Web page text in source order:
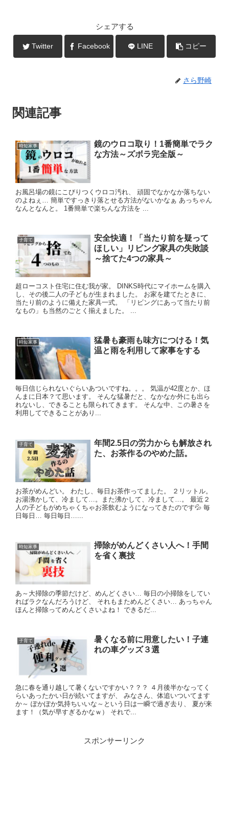
シェアする
Twitter Facebook LINE コピー
さら野崎
関連記事
時短家事
鏡のウロコ取り！1番簡単でラク
な方法～ズボラ完全版～
お風呂場の鏡にこびりつくウロコ汚れ、 頑固でなかなか落ちない
のよねぇ… 簡単ですっきり落とせる方法がないかなぁ あっちゃん
なんとなんと。 1番簡単で楽ちんな方法を ...
子育て
安全快適！「当たり前を疑って
ほしい」リビング家具の失敗談
～捨てた4つの家具～
超ローコスト住宅に住む我が家。 DINKS時代にマイホームを購入
し、その後二人の子どもが生まれました。 お家を建てたときに、
当たり前のように備えた家具一式。 「リビングにあって当たり前
なもの」も当然のごとく揃えました。 ...
時短家事
猛暑も豪雨も味方につける！気
温と雨を利用して家事をする
毎日信じられないぐらいあついですね。。。 気温が42度とか、ほ
んまに日本？て思います。 そんな猛暑だと、なかなか外にも出ら
れないし、できることも限られてきます。 そんな中、この暑さを
利用してできることがあり...
子育て
年間2.5日の労力からも解放され
た、お茶作るのやめた話。
お茶がめんどい。 わたし、毎日お茶作ってました。 ２リットル。
お湯沸かして、冷まして…。また沸かして、冷まして…。 最近２
人の子どもがめちゃくちゃお茶飲むようになってきたのです💦 毎
日毎日… 毎日毎日…...
時短家事
掃除がめんどくさい人へ！手間
を省く裏技
あ～大掃除の季節だけど、めんどくさい… 毎日の小掃除をしてい
ればラクなんだろうけど、 それもまためんどくさい… あっちゃん
ほんと掃除ってめんどくさいよね！ できるだ...
子育て
暑くなる前に用意したい！子連
れの車グッズ３選
急に春を通り越して暑くないですかい？？？ ４月後半かなってく
らいあったかい日が続いてますが、 みなさん、体追いついてます
か～ ぽかぽか気持ちいいな～という日は一瞬で過ぎ去り、 夏が来
ます！（気が早すぎるかなｗ） それで...
スポンサーリンク